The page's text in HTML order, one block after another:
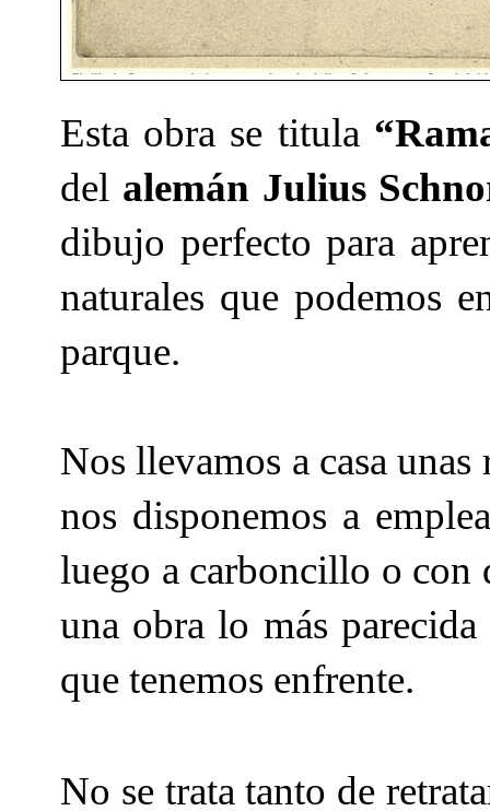
Esta obra se titula
del alemán Julius
dibujo perfecto para
naturales que podemos
parque.
Nos llevamos a casa
nos disponemos a
luego a carboncillo o con
una obra lo más
que tenemos enfrente.
No se trata tanto de